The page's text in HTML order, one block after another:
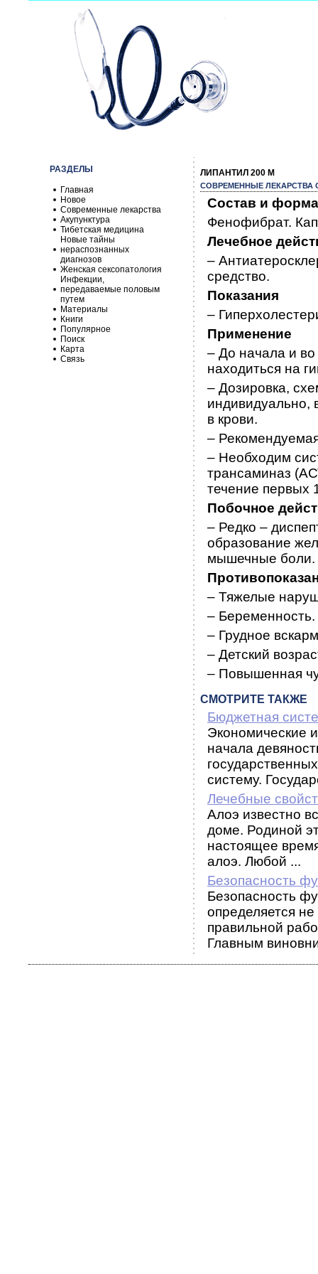
РАЗДЕЛЫ
Главная
Новое
Современные лекарства
Акупунктура
Тибетская медицина
Новые тайны
нераспознанных
диагнозов
Женская сексопатология
Инфекции,
передаваемые половым
путем
Материалы
Книги
Популярное
Поиск
Карта
Связь
ЛИПАНТИЛ 200 M
СОВРЕМЕННЫЕ ЛЕКАРСТВА
Состав и
Фенофибрат.
Лечебное
–
средство.
Показания
–
Применение
– До начала и во
находиться на
– Дозировка,
индивидуально,
в крови.
–
– Необходим
трансаминаз
течение первых
Побочное
– Редко –
образование
мышечные боли.
– Тяжелые
– Беременность.
– Грудное
– Детский
– Повышенная
СМОТРИТЕ ТАКЖЕ
Бюджетная
Экономические
начала
систему.
Лечебные
Алоэ известно
доме. Родиной
настоящее
алоэ. Любой ...
Безопасность
Безопасность
определяется
правильной
Главным